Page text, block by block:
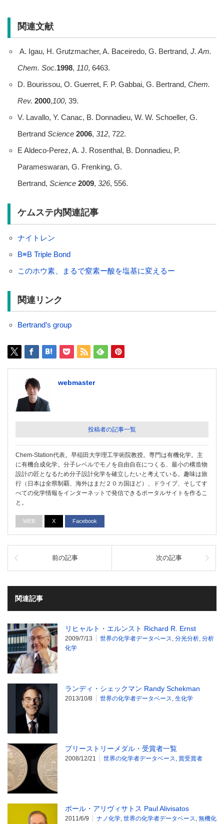
関連文献
A. Igau, H. Grutzmacher, A. Baceiredo, G. Bertrand, J. Am.
Chem. Soc.1998, 110, 6463.
D. Bourissou, O. Guerret, F. P. Gabbai, G. Bertrand, Chem.
Rev. 2000,100, 39.
V. Lavallo, Y. Canac, B. Donnadieu, W. W. Schoeller, G.
Bertrand Science 2006, 312, 722.
E Aldeco-Perez, A. J. Rosenthal, B. Donnadieu, P.
Parameswaran, G. Frenking, G.
Bertrand, Science 2009, 326, 556.
ケムステ内関連記事
ナイトレン
B≡B Triple Bond
このホウ素、まるで窒素ー酸を塩基に変えるー
関連リンク
Bertrand’s group
webmaster
投稿者の記事一覧
Chem-Station代表。早稲田大学理工学術院教授。専門は有機化学。主
に有機合成化学。分子レベルでモノを自由自在につくる、最小の構造物
設計の匠となるため分子設計化学を確立したいと考えている。趣味は旅
行（日本は全県制覇、海外はまだ２０カ国ほど）、ドライブ、そしてす
べての化学情報をインターネットで発信できるポータルサイトを作るこ
と。
WEB X Facebook
前の記事 次の記事
関連記事
リヒャルト・エルンスト Richard R. Ernst
2009/7/13 世界の化学者データベース, 分光分析, 分析
化学
ランディ・シェックマン Randy Schekman
2013/10/8 世界の化学者データベース, 生化学
プリーストリーメダル・受賞者一覧
2008/12/21 世界の化学者データベース, 賞受賞者
ポール・アリヴィサトス Paul Alivisatos
2011/6/9 ナノ化学, 世界の化学者データベース, 無機化